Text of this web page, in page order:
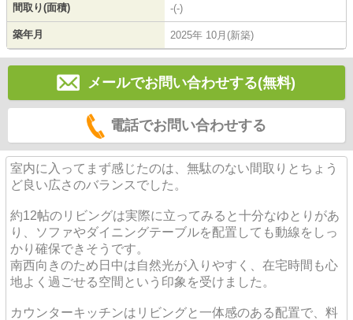
間取り(面積) -(-)
築年月 2025年 10月(新築)
メールでお問い合わせする(無料)
電話でお問い合わせする
室内に入ってまず感じたのは、無駄のない間取りとちょう
ど良い広さのバランスでした。
約12帖のリビングは実際に立ってみると十分なゆとりがあ
り、ソファやダイニングテーブルを配置しても動線をしっ
かり確保できそうです。
南西向きのため日中は自然光が入りやすく、在宅時間も心
地よく過ごせる空間という印象を受けました。
カウンターキッチンはリビングと一体感のある配置で、料